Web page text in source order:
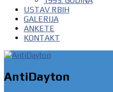
USTAV RBIH
GALERIJA
ANKETE
KONTAKT
AntiDayton